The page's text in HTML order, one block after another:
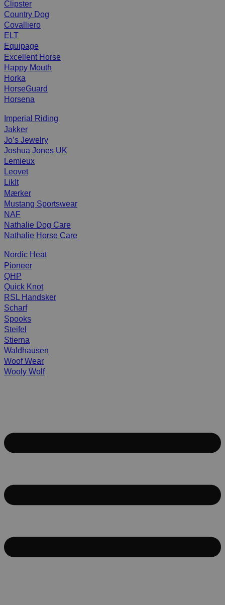
Clipster
Country Dog
Covalliero
ELT
Equipage
Excellent Horse
Happy Mouth
Horka
HorseGuard
Horsena
Imperial Riding
Jakker
Jo’s Jewelry
Joshua Jones UK
Lemieux
Leovet
LikIt
Mærker
Mustang Sportswear
NAF
Nathalie Dog Care
Nathalie Horse Care
Nordic Heat
Pioneer
QHP
Quick Knot
RSL Handsker
Scharf
Spooks
Steifel
Stierna
Waldhausen
Woof Wear
Wooly Wolf